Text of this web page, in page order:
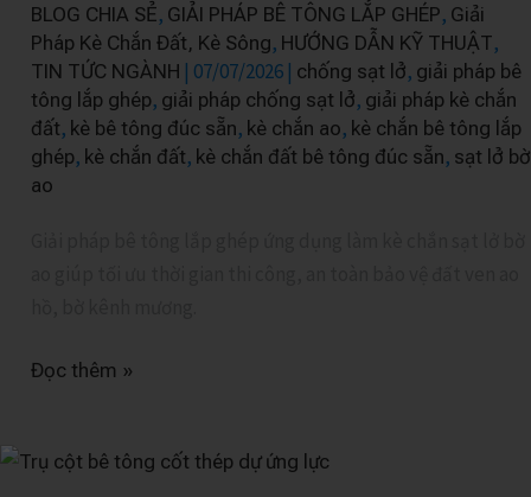
BLOG CHIA SẺ, GIẢI PHÁP BÊ TÔNG LẮP GHÉP, Giải
Pháp Kè Chắn Đất, Kè Sông, HƯỚNG DẪN KỸ THUẬT,
TIN TỨC NGÀNH | 07/07/2026 | chống sạt lở, giải pháp bê
tông lắp ghép, giải pháp chống sạt lở, giải pháp kè chắn
đất, kè bê tông đúc sẵn, kè chắn ao, kè chắn bê tông lắp
ghép, kè chắn đất, kè chắn đất bê tông đúc sẵn, sạt lở bờ
ao
Sạt
Lở
Bờ
Ao
Bê
Tông
Đọc thêm »
Trụ